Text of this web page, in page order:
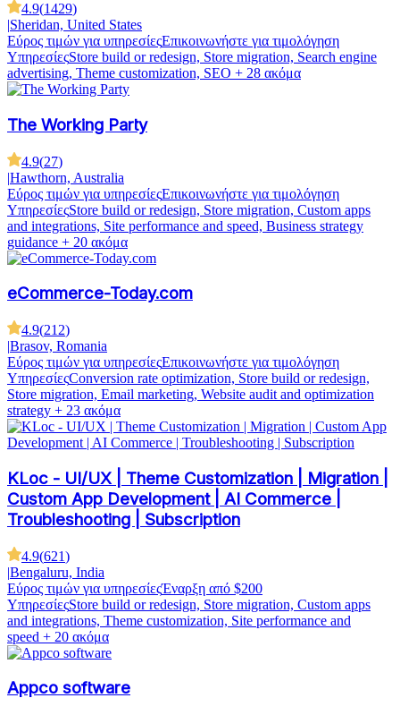
4.9(1429)
|Sheridan, United States
Εύρος τιμών για υπηρεσίεςΕπικοινωνήστε για τιμολόγηση
ΥπηρεσίεςStore build or redesign, Store migration, Search engine
advertising, Theme customization, SEO + 28 ακόμα
The Working Party
4.9(27)
|Hawthorn, Australia
Εύρος τιμών για υπηρεσίεςΕπικοινωνήστε για τιμολόγηση
ΥπηρεσίεςStore build or redesign, Store migration, Custom apps
and integrations, Site performance and speed, Business strategy
guidance + 20 ακόμα
eCommerce-Today.com
4.9(212)
|Brasov, Romania
Εύρος τιμών για υπηρεσίεςΕπικοινωνήστε για τιμολόγηση
ΥπηρεσίεςConversion rate optimization, Store build or redesign,
Store migration, Email marketing, Website audit and optimization
strategy + 23 ακόμα
KLoc - UI/UX | Theme Customization | Migration |
Custom App Development | AI Commerce |
Troubleshooting | Subscription
4.9(621)
|Bengaluru, India
Εύρος τιμών για υπηρεσίεςΈναρξη από $200
ΥπηρεσίεςStore build or redesign, Store migration, Custom apps
and integrations, Theme customization, Site performance and
speed + 20 ακόμα
Appco software